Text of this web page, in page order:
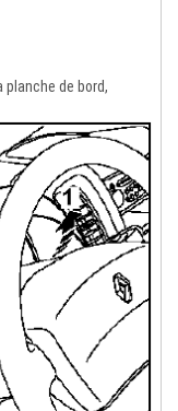
planche de bord,